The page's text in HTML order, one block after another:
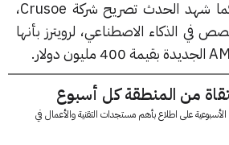
وشرائحها المختلفة. كما شهد الحدث تصريح شركة Crusoe،
الاصطناعي، لرويترز بأنها
المنطقة كل أسبوع
على اطلاع بأهم مستجدات التقنية والأعمال في